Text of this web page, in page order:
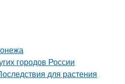
городов России
для растения